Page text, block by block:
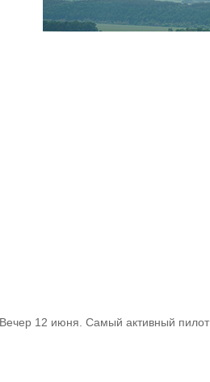
Вечер 12 июня. Самый активный